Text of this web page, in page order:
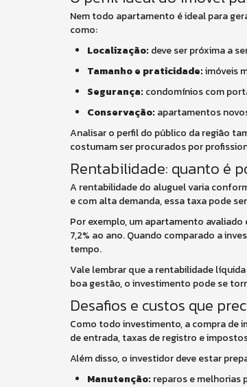
Nem todo apartamento é ideal para
como:
Localização: deve ser próxima a
Tamanho e praticidade:imóveis
Segurança: condomínios com
Conservação: apartamentos
Analisar o perfil do público da região
costumam ser procurados por
Rentabilidade: quanto é
A rentabilidade do aluguel varia
e com alta demanda, essa taxa pode
Por exemplo, um apartamento
7,2% ao ano. Quando comparado a
tempo.
Vale lembrar que a rentabilidade
boa gestão, o investimento pode se
Desafios e custos que
Como todo investimento, a compra de
de entrada, taxas de registro e
Além disso, o investidor deve estar
Manutenção: reparos e melhorias